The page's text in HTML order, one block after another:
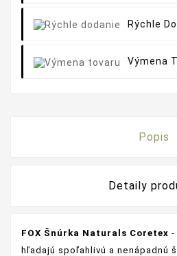
Rýchle
Výmena
Popis
Detaily
FOX Šnúrka Naturals Coretex -
hľadajú spoľahlivú a nenápadnú